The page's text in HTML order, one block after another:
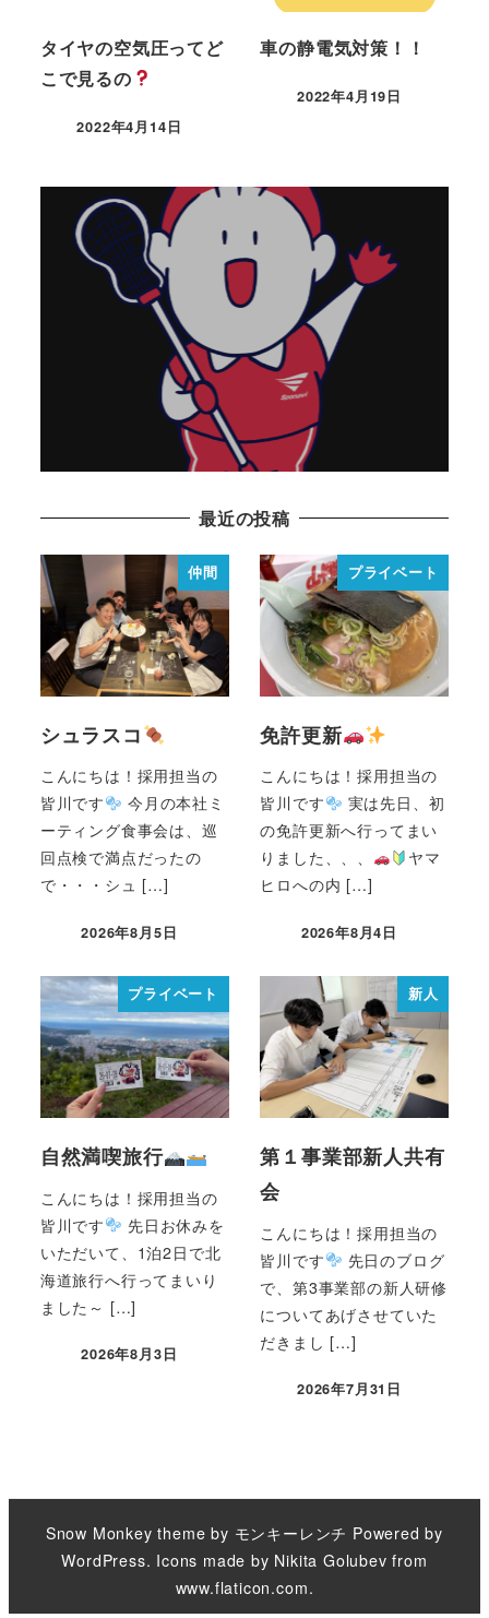
タイヤの空気圧ってど
こで見るの
2022年4月14日
車の静電気対策！！
2022年4月19日
取引先から見たヤマヒロは
2023年7月20日
READ MORE
最近の投稿
仲間
シュラスコ
こんにちは！採用担当の
皆川です
今月の本社ミ
ーティング食事会は、巡
回点検で満点だったの
で・・・シュ […]
2026年8月5日
プライベート
免許更新
こんにちは！採用担当の
皆川です
実は先日、初
の免許更新へ行ってまい
りました、、、
ヤマ
ヒロへの内 […]
2026年8月4日
プライベート
自然満喫旅行
こんにちは！採用担当の
皆川です
先日お休みを
いただいて、1泊2日で北
海道旅行へ行ってまいり
ました～ […]
2026年8月3日
新人
第１事業部新人共有
会
こんにちは！採用担当の
皆川です
先日のブログ
で、第3事業部の新人研修
についてあげさせていた
だきまし […]
2026年7月31日
Snow Monkey theme by モンキーレンチ Powered by
WordPress. Icons made by Nikita Golubev from
www.flaticon.com.